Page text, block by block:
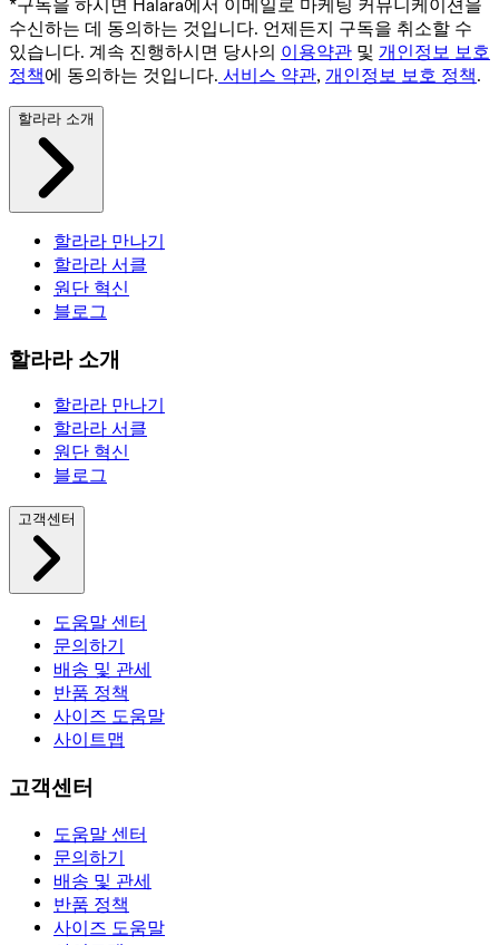
*구독을 하시면 Halara에서 이메일로 마케팅 커뮤니케이션을
수신하는 데 동의하는 것입니다. 언제든지 구독을 취소할 수
있습니다. 계속 진행하시면 당사의 이용약관 및 개인정보 보호
정책에 동의하는 것입니다. 서비스 약관, 개인정보 보호 정책.
할라라 소개
할라라 만나기
할라라 서클
원단 혁신
블로그
할라라 소개
할라라 만나기
할라라 서클
원단 혁신
블로그
고객센터
도움말 센터
문의하기
배송 및 관세
반품 정책
사이즈 도움말
사이트맵
고객센터
도움말 센터
문의하기
배송 및 관세
반품 정책
사이즈 도움말